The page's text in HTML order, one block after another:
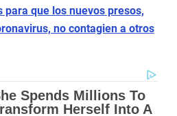
que los nuevos presos,
no contagien a otros